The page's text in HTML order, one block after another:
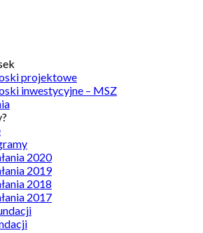
projektowe
inwestycyjne – MSZ
2020
2019
2018
2017